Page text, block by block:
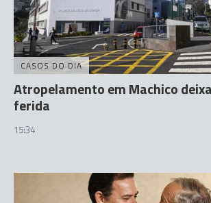
CASOS DO DIA
Atropelamento em Machico
ferida
15:34